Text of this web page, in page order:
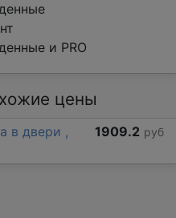
и PRO
цены
в двери ,
1909.2 руб